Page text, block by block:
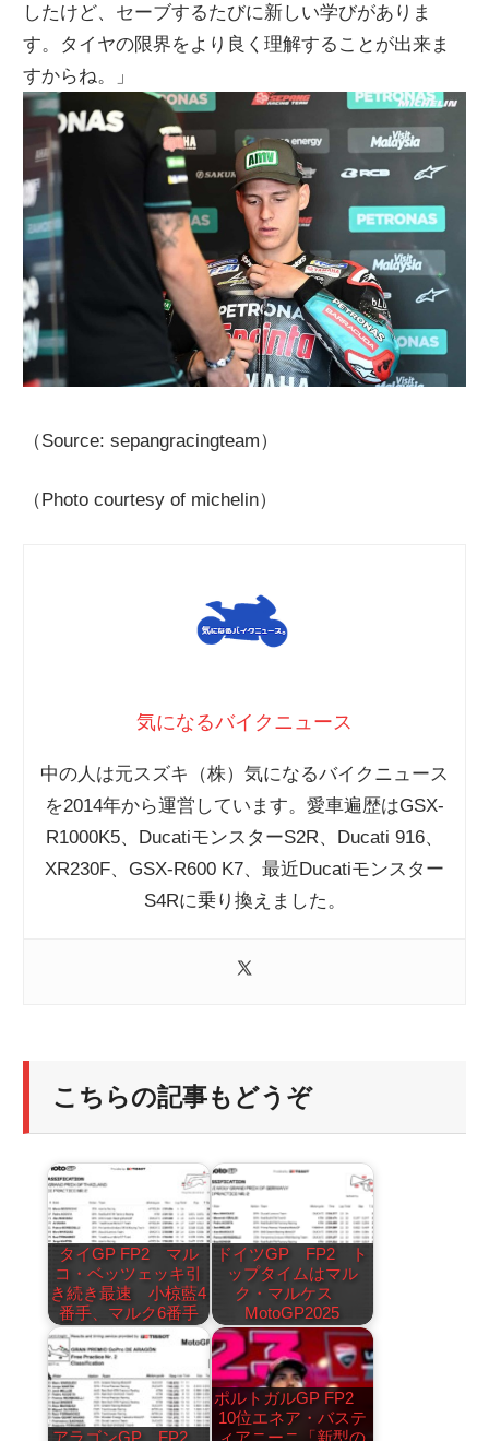
したけど、セーブするたびに新しい学びがありま
す。タイヤの限界をより良く理解することが出来ま
すからね。」
（Source: sepangracingteam）
（Photo courtesy of michelin）
気になるバイクニュース
中の人は元スズキ（株）気になるバイクニュース
を2014年から運営しています。愛車遍歴はGSX-
R1000K5、DucatiモンスターS2R、Ducati 916、
XR230F、GSX-R600 K7、最近Ducatiモンスター
S4Rに乗り換えました。
こちらの記事もどうぞ
タイGP FP2 マル
コ・ベッツェッキ引
き続き最速 小椋藍4
番手、マルク6番手
ドイツGP FP2 ト
ップタイムはマル
ク・マルケス
MotoGP2025
ポルトガルGP FP2
10位エネア・バステ